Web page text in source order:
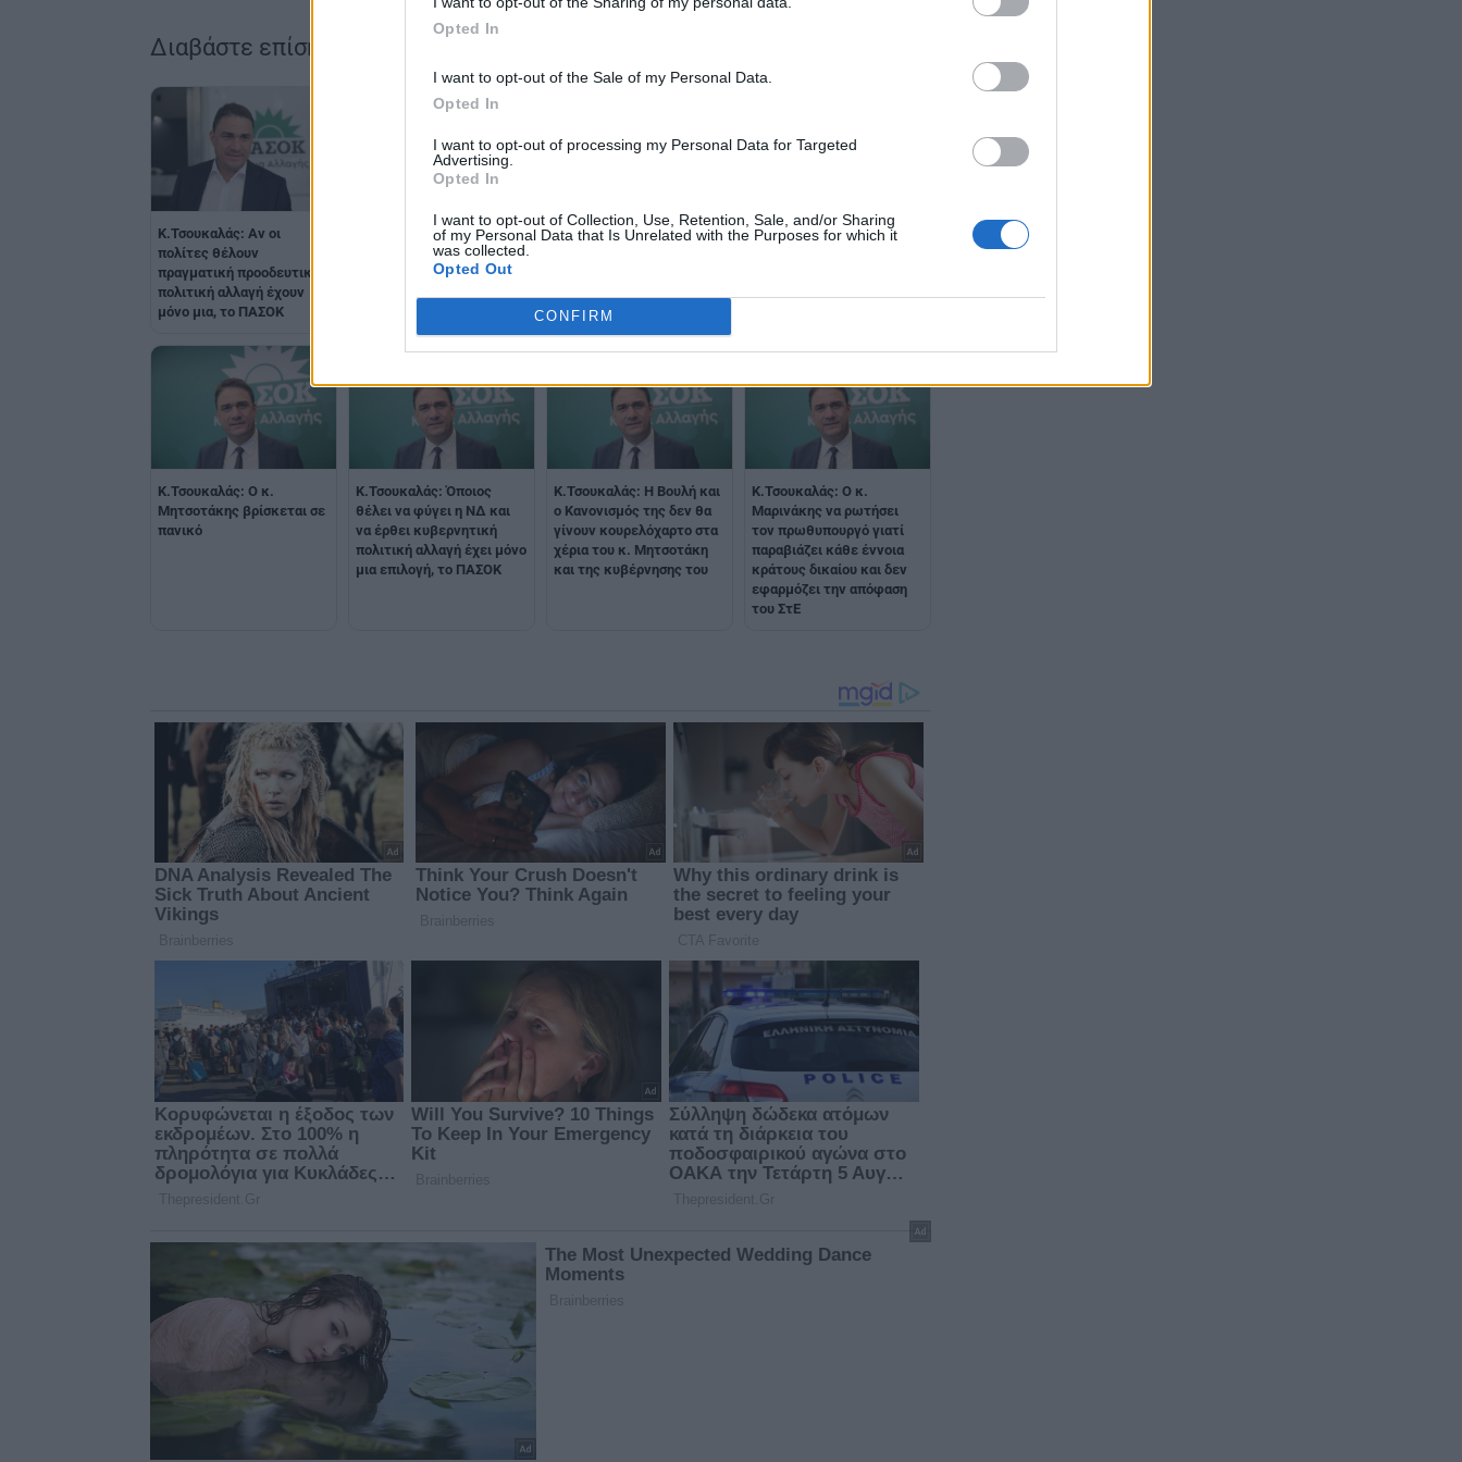
Opted In
I want to opt-out of the Sale of my Personal Data.
Opted In
I want to opt-out of processing my Personal Data for Targeted
Advertising.
Opted In
I want to opt-out of Collection, Use, Retention, Sale, and/or Sharing
of my Personal Data that Is Unrelated with the Purposes for which it
was collected.
Opted Out
CONFIRM
Διαβάστε επίσης
Κ.Τσουκαλάς: Αν οι
πολίτες θέλουν
πραγματική προοδευτική
πολιτική αλλαγή έχουν
μόνο μια, το ΠΑΣΟΚ
Κ.Τσουκαλάς: Η
κυβέρνηση προσπαθεί να
ελέγξει πλήρως την
Κ.Τσουκαλάς: Βλέπουμε
των θεσμών
Κ.Τσουκαλάς: Η Νέα
Κ.Τσουκαλάς: Ο κ.
Μητσοτάκης βρίσκεται σε
πανικό
Κ.Τσουκαλάς: Όποιος
θέλει να φύγει η ΝΔ και
να έρθει κυβερνητική
πολιτική αλλαγή έχει μόνο
μια επιλογή, το ΠΑΣΟΚ
Κ.Τσουκαλάς: Η Βουλή και
ο Κανονισμός της δεν θα
γίνουν κουρελόχαρτο στα
χέρια του κ. Μητσοτάκη
και της κυβέρνησης του
Κ.Τσουκαλάς: Ο κ.
Μαρινάκης να ρωτήσει
τον πρωθυπουργό γιατί
παραβιάζει κάθε έννοια
κράτους δικαίου και δεν
εφαρμόζει την απόφαση
του ΣτΕ